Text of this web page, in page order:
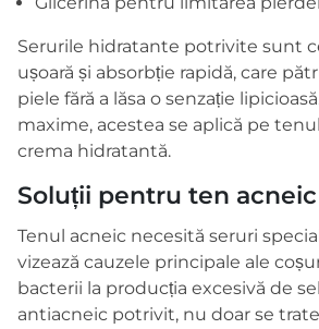
Serurile hidratante potrivite sunt
ușoară și absorbție rapidă, care
piele fără a lăsa o senzație
maxime, acestea se aplică pe
crema hidratantă.
Soluții pentru ten
Tenul acneic necesită seruri
vizează cauzele principale ale
bacterii la producția excesivă de
antiacneic potrivit, nu doar se